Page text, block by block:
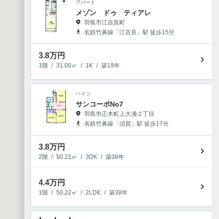
アパート
メゾン ドゥ ティアレ
羽島市江吉良町
名鉄竹鼻線「江吉良」駅 徒歩15分
3.8万円
1階 / 31.00㎡ / 1K / 築19年
ハイツ
サンコーポNo7
羽島市正木町上大浦２丁目
名鉄竹鼻線「須賀」駅 徒歩17分
3.8万円
2階 / 50.22㎡ / 3DK / 築38年
4.4万円
1階 / 50.22㎡ / 2LDK / 築38年